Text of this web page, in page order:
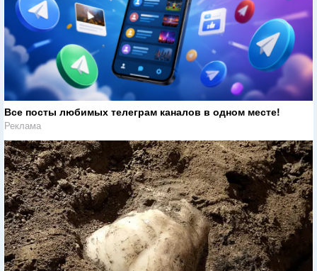
Все посты любимых телеграм каналов в одном месте!
Реклама